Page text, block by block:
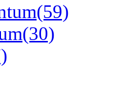
(59)
(30)